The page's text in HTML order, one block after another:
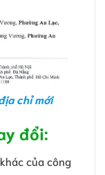
chỉ mới
đổi:
của công